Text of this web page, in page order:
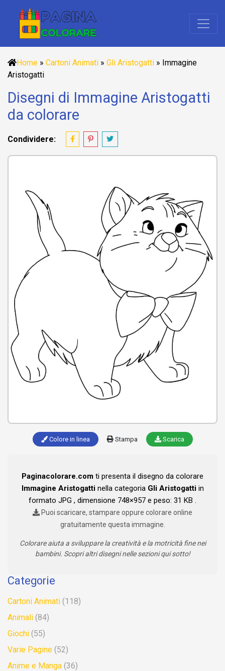
Home » Cartoni Animati » Gli Aristogatti » Immagine
Aristogatti
Disegni di Immagine Aristogatti
da colorare
Condividere:
Colore in linea Stampa Scarica
Paginacolorare.com ti presenta il disegno da colorare
Immagine Aristogattinella categoria Gli Aristogattiin
formato JPG , dimensione 748×957 e peso: 31 KB .
Puoi scaricare, stampare oppure colorare online
gratuitamente questa immagine.
Colorare aiuta a sviluppare la creatività e la motricità fine nei
bambini. Scopri altri disegni nelle sezioni qui sotto!
Categorie
Cartoni Animati (118)
Animali (84)
Giochi (55)
Varie Pagine (52)
Anime e Manga (36)